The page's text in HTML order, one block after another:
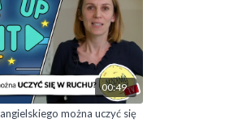
00:49
można uczyć się